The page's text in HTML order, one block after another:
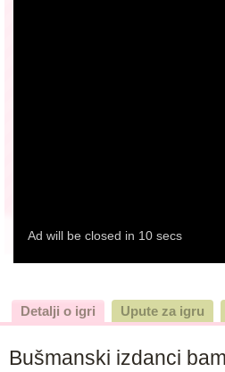
Detalji o igri Upute za igru
Bušmanski izdanci